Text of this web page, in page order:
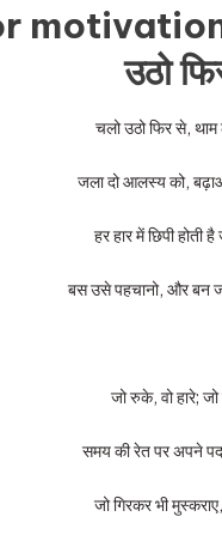
–
उठो
चलो उठो फिर से, थाम
जला दो आलस्य को,
हर हार में छिपी होती है
बस उसे पहचानो, और बन
जो रुके, वो हारे;
समय की रेत पर अपने
जो गिरकर भी